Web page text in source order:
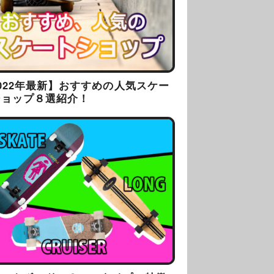
年最新】おすすめの人気スケー
ップ８選紹介！